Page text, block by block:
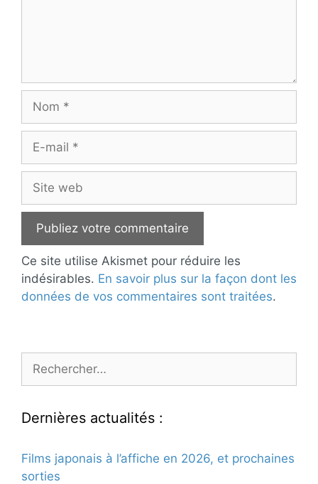
Nom
Site
web
Ce site utilise Akismet pour réduire les
indésirables. En savoir plus sur la façon dont les
données de vos commentaires sont traitées.
Dernières actualités :
Films japonais à l’affiche en 2026, et prochaines
sorties